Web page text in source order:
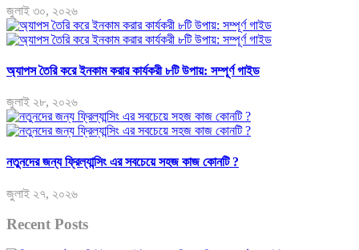
জুলাই ৩০, ২০২৬
অ্যাপস তৈরি করে ইনকাম করার কার্যকরী ৮টি উপায়: সম্পূর্ণ গাইড
জুলাই ২৮, ২০২৬
নতুনদের জন্য ফ্রিল্যান্সিং এর সবচেয়ে সহজ কাজ কোনটি ?
জুলাই ২৭, ২০২৬
Recent Posts